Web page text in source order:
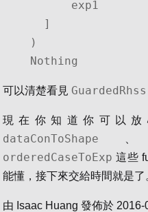
  Nothing
可以清楚看見 GuardedRhss
現在你知道你可以
dataConToShape
orderedCaseToExp 這些
能懂，接下來交給時間就是了
由 Isaac Huang 發佈於 2016-